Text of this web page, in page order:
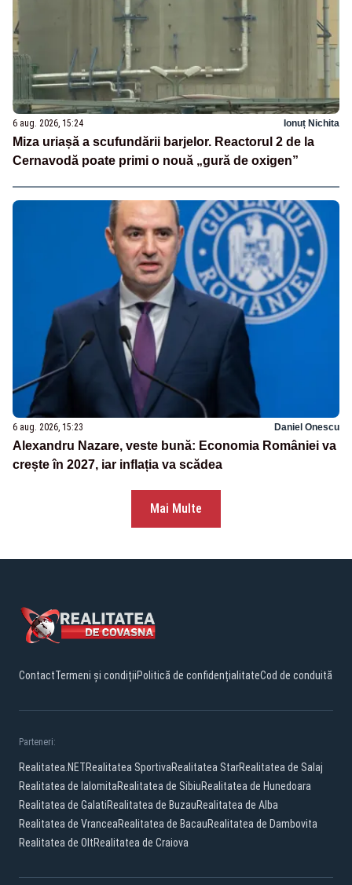
6 aug. 2026, 15:24 Ionuț Nichita
Miza uriașă a scufundării barjelor. Reactorul 2 de la
Cernavodă poate primi o nouă „gură de oxigen”
6 aug. 2026, 15:23 Daniel Onescu
Alexandru Nazare, veste bună: Economia României va
crește în 2027, iar inflația va scădea
Mai Multe
ContactTermeni și condițiiPolitică de confidențialitateCod de conduită
Parteneri:
Realitatea.NETRealitatea SportivaRealitatea StarRealitatea de Salaj
Realitatea de IalomitaRealitatea de SibiuRealitatea de Hunedoara
Realitatea de GalatiRealitatea de BuzauRealitatea de Alba
Realitatea de VranceaRealitatea de BacauRealitatea de Dambovita
Realitatea de OltRealitatea de Craiova